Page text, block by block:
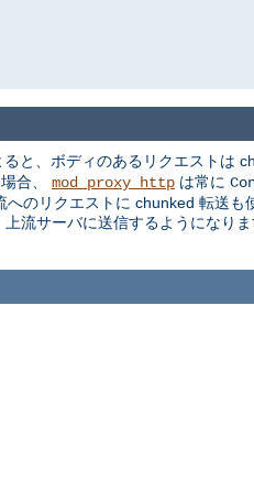
と、ボディのあるリクエストは
合、 mod_proxy_http は常に
のリクエストに chunked 転送も
上流サーバに送信するようになり